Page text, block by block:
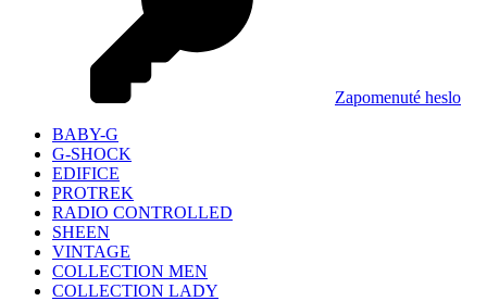
Zapomenuté heslo
BABY-G
G-SHOCK
EDIFICE
PROTREK
RADIO CONTROLLED
SHEEN
VINTAGE
COLLECTION MEN
COLLECTION LADY